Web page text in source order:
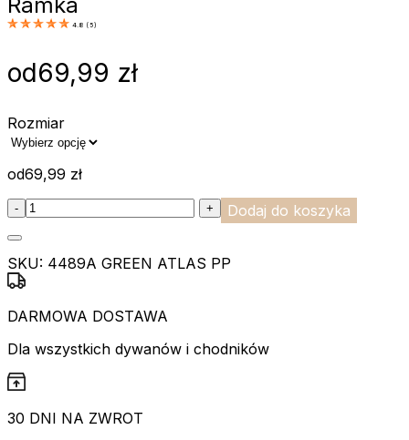
4.8 (5)
od69,99 zł
Rozmiar
od69,99 zł
:product_name quantity
- + Dodaj do koszyka
SKU: 4489A GREEN ATLAS PP
DARMOWA DOSTAWA
Dla wszystkich dywanów i chodników
30 DNI NA ZWROT